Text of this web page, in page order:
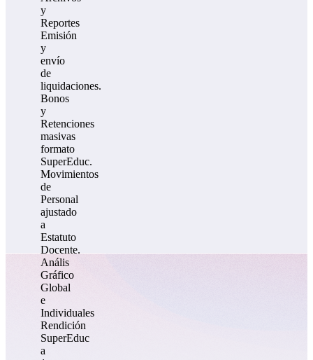
y
Reportes
Emisión
y
envío
de
liquidaciones.
Bonos
y
Retenciones
masivas
formato
SuperEduc.
Movimientos
de
Personal
ajustado
a
Estatuto
Docente.
Anális
Gráfico
Global
e
Individuales
Rendición
SuperEduc
a